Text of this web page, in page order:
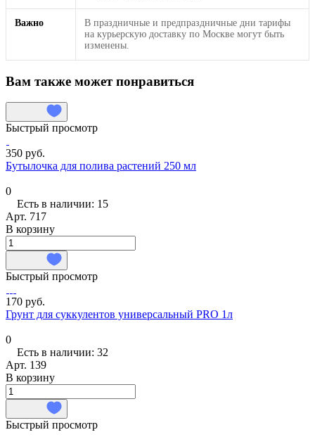
Важно
В праздничные и предпраздничные дни тарифы
на курьерскую доставку по Москве могут быть
изменены.
Вам также может понравиться
Быстрый просмотр
350 руб.
Бутылочка для полива растений 250 мл
0
Есть в наличии: 15
Арт. 717
В корзину
Быстрый просмотр
170 руб.
Грунт для суккулентов универсальный PRO 1л
0
Есть в наличии: 32
Арт. 139
В корзину
Быстрый просмотр